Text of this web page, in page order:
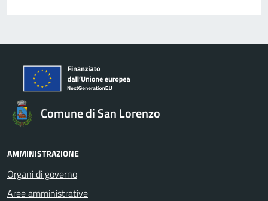
Comune di San Lorenzo
AMMINISTRAZIONE
Organi di governo
Aree amministrative